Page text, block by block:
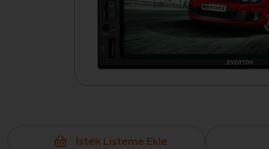
İstek Listeme Ekle